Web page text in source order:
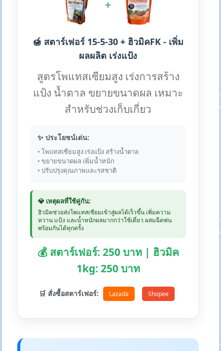
+
🍯 สตาร์เฟอร์ 15-5-30 + ฮิวมิคFK - เพิ่ม
ผลผลิต เร่งแป้ง
สูตรโพแทสเซียมสูง เร่งการสร้าง
แป้ง น้ำตาล ขยายขนาดผล เหมาะ
สำหรับช่วงเก็บเกี่ยว
✨ ประโยชน์เด่น:
• โพแทสเซียมสูง เร่งแป้ง สร้างน้ำตาล
• ขยายขนาดผล เพิ่มน้ำหนัก
• ปรับปรุงคุณภาพและรสชาติ
💎 เหตุผลที่ใช้คู่กัน:
ฮิวมิคช่วยส่งโพแทสเซียมเข้าสู่ผลได้เร็วขึ้น เพิ่มความ
หวาน แป้ง และน้ำหนักผลมากกว่าใช้เดี่ยว ผสมฉีดพ่น
พร้อมกันได้ทุกครั้ง
💰 สตาร์เฟอร์: 250 บาท | ฮิวมิค
1kg: 250 บาท
🛒 สั่งซื้อสตาร์เฟอร์: Lazada Shopee